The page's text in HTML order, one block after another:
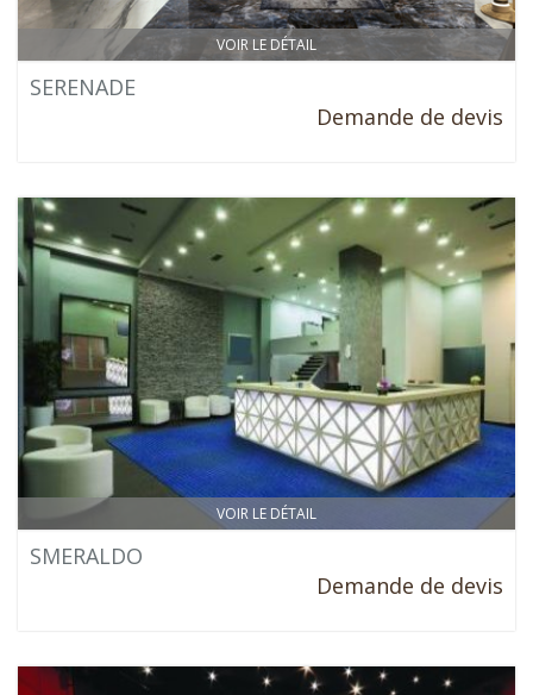
VOIR LE DÉTAIL
SERENADE
Demande de devis
VOIR LE DÉTAIL
SMERALDO
Demande de devis